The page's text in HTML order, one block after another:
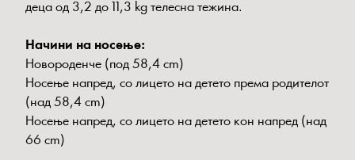
деца од 3,2 до 11,3 kg телесна тежина.
Начини на носење:
Новороденче (под 58,4 cm)
Носење напред, со лицето на детето према родителот
(над 58,4 cm)
Носење напред, со лицето на детето кон напред (над
66 cm)